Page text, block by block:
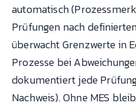
automatisch
Prüfungen nach
überwacht Grenzwerte in
Prozesse bei
dokumentiert jede
Nachweis). Ohne MES